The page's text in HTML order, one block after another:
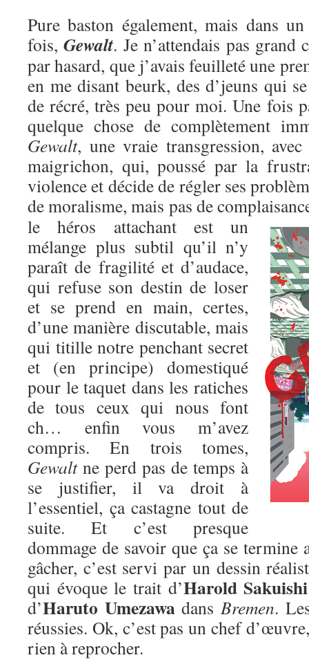
Pure baston également, mais dans
fois,Gewalt. Je n’attendais pas grand
par hasard, que j’avais feuilleté une
en me disant beurk, des d’jeuns qui
de récré, très peu pour moi. Une fois
quelque chose de complètement
Gewalt, une vraie transgression,
maigrichon, qui, poussé par la
violence et décide de régler ses
de moralisme, mais pas de
le héros attachant est un
mélange plus subtil qu’il n’y
paraît de fragilité et d’audace,
qui refuse son destin de loser
et se prend en main, certes,
d’une manière discutable, mais
qui titille notre penchant secret
et (en principe) domestiqué
pour le taquet dans les ratiches
de tous ceux qui nous font
ch… enfin vous m’avez
compris. En trois tomes,
Gewaltne perd pas de temps à
se justifier, il va droit à
l’essentiel, ça castagne tout de
suite. Et c’est presque
dommage de savoir que ça se
gâcher, c’est servi par un dessin
qui évoque le trait d’Harold Sakuishi
d’Haruto UmezawadansBremen.
réussies. Ok, c’est pas un chef
rien à reprocher.